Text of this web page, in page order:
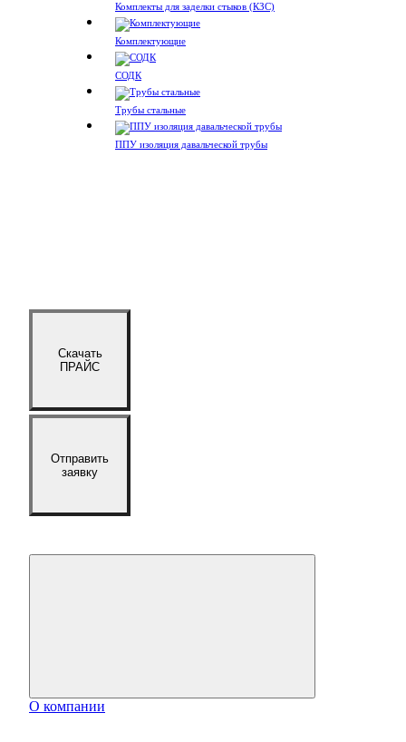
Комплекты для заделки стыков (КЗС)
Комплектующие
СОДК
Трубы стальные
ППУ изоляция давальческой трубы
Скачать
ПРАЙС
Отправить
заявку
О компании